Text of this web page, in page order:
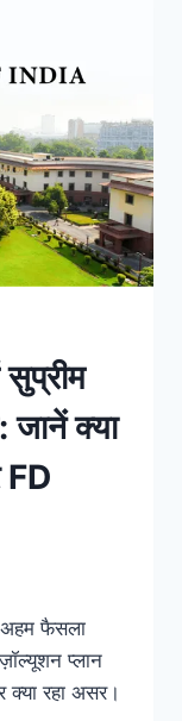
जानें क्या
FD
अहम फैसला
प्लान
रहा असर।